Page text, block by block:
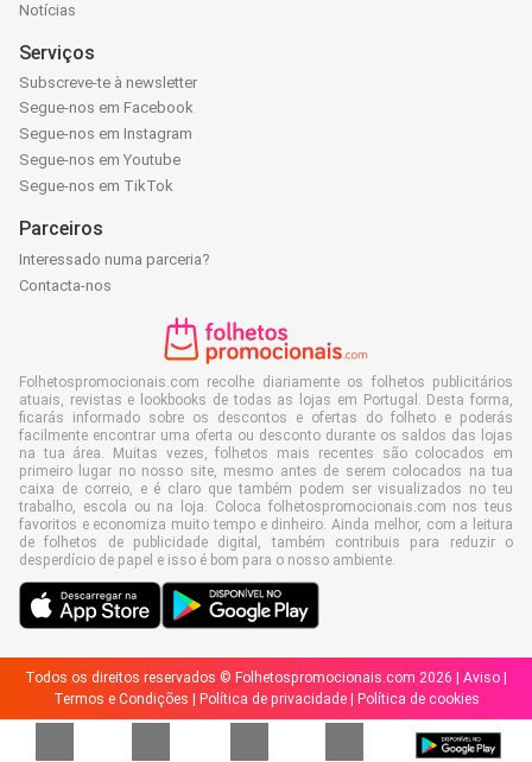
Notícias
Serviços
Subscreve-te à newsletter
Segue-nos em Facebook
Segue-nos em Instagram
Segue-nos em Youtube
Segue-nos em TikTok
Parceiros
Interessado numa parceria?
Contacta-nos
Folhetospromocionais.com recolhe diariamente os folhetos publicitários
atuais, revistas e lookbooks de todas as lojas em Portugal. Desta forma,
ficarás informado sobre os descontos e ofertas do folheto e poderás
facilmente encontrar uma oferta ou desconto durante os saldos das lojas
na tua área. Muitas vezes, folhetos mais recentes são colocados em
primeiro lugar no nosso site, mesmo antes de serem colocados na tua
caixa de correio, e é claro que também podem ser visualizados no teu
trabalho, escola ou na loja. Coloca folhetospromocionais.com nos teus
favoritos e economiza muito tempo e dinheiro. Ainda melhor, com a leitura
de folhetos de publicidade digital, também contribuis para reduzir o
desperdício de papel e isso é bom para o nosso ambiente.
Todos os direitos reservados © Folhetospromocionais.com 2026 | Aviso
Termos e Condições
Política de privacidade| Política de cookies